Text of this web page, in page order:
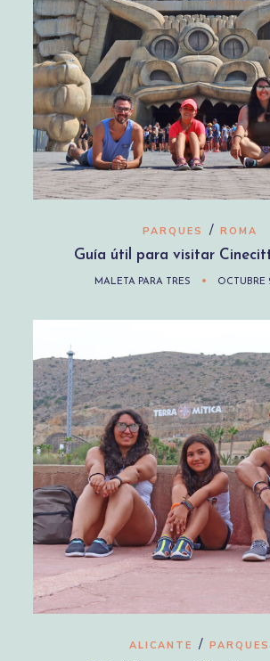
PARQUES / ROMA
Guía útil para visitar
MALETA PARA TRES OCTUBRE
ALICANTE / PARQUES